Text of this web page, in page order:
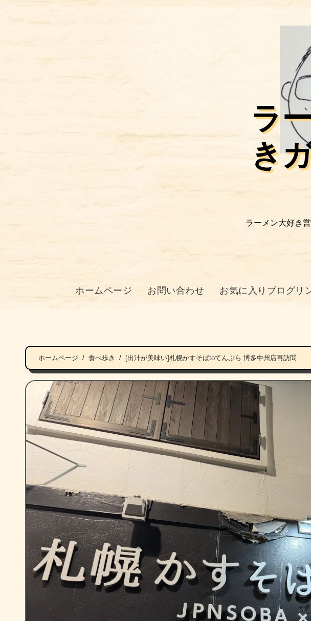
ラ
き
ラーメン大好き
ホームページ お問い合わせ お気に入りブログリ
ホームページ 食べ歩き [出汁が美味い]札幌かすそばtoてんぷら 博多中州店再訪問